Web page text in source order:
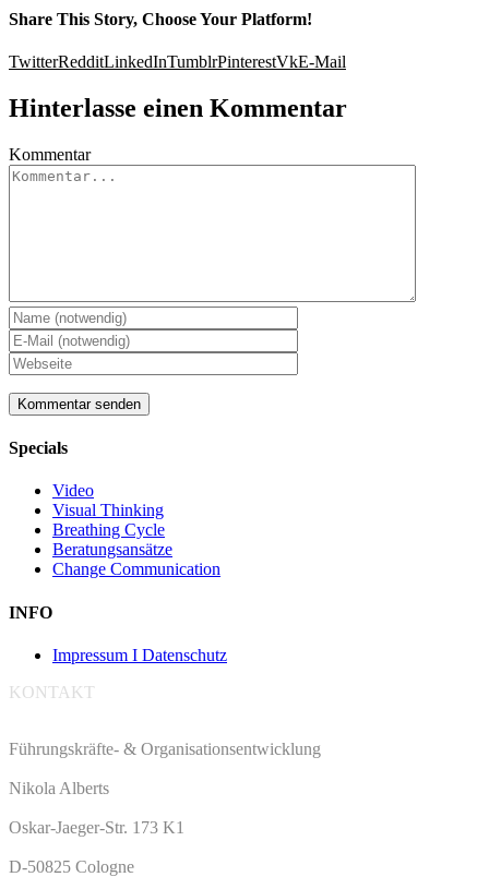
Share This Story, Choose Your Platform!
TwitterRedditLinkedInTumblrPinterestVkE-Mail
Hinterlasse einen Kommentar
Kommentar
Specials
Video
Visual Thinking
Breathing Cycle
Beratungsansätze
Change Communication
INFO
Impressum I Datenschutz
KONTAKT
Führungskräfte- & Organisationsentwicklung
Nikola Alberts
Oskar-Jaeger-Str. 173 K1
D-50825 Cologne